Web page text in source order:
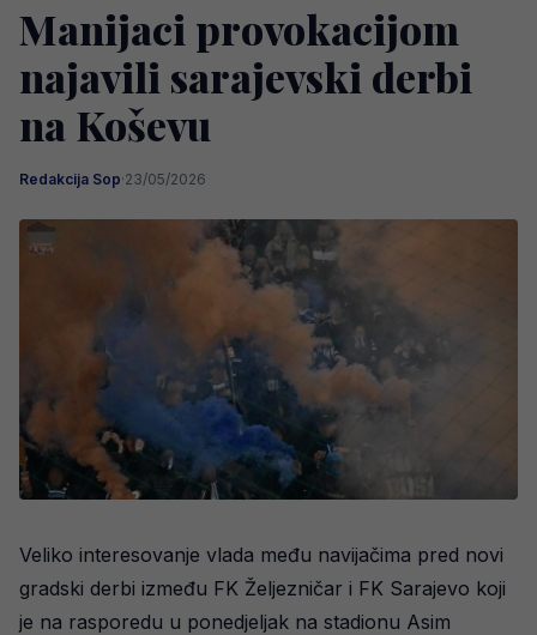
Manijaci provokacijom
najavili sarajevski derbi
na Koševu
Redakcija Sop·23/05/2026
Veliko interesovanje vlada među navijačima pred novi
gradski derbi između FK Željezničar i FK Sarajevo koji
je na rasporedu u ponedjeljak na stadionu Asim